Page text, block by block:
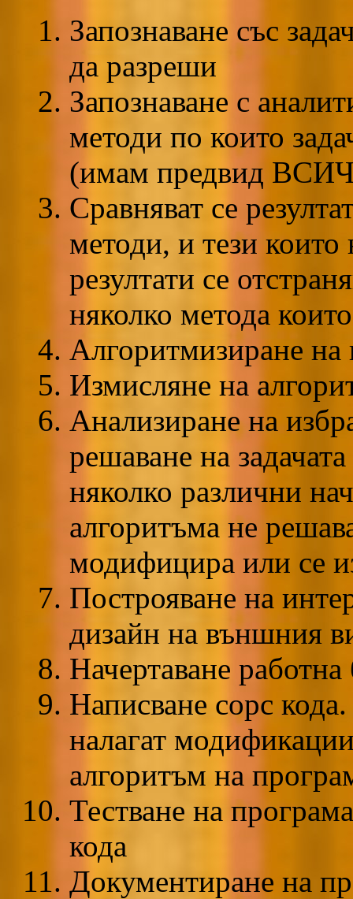
Запознаване със
да разреши
Запознаване с
методи по които
(имам предвид
Сравняват се
методи, и тези които
резултати се
няколко метода
Алгоритмизиране на
Измисляне на
Анализиране на
решаване на
няколко различни
алгоритъма не
модифицира или се
Построяване на
дизайн на външния
Начертаване
Написване сорс
налагат
алгоритъм на
Тестване на
кода
Документиране на